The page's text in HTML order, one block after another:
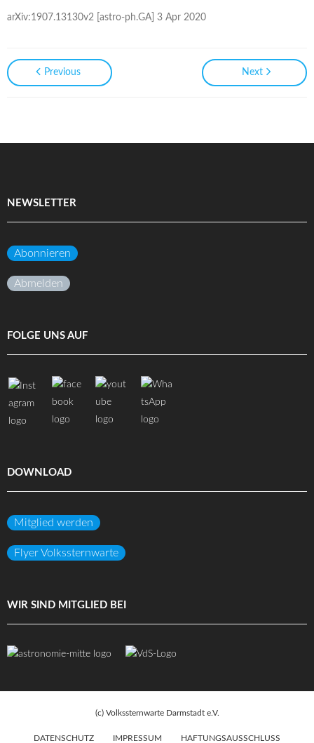
arXiv:1907.13130v2 [astro-ph.GA] 3 Apr 2020
Previous Next
NEWSLETTER
Abonnieren
Abmelden
FOLGE UNS AUF
DOWNLOAD
Mitglied werden
Flyer Volkssternwarte
WIR SIND MITGLIED BEI
(c) Volkssternwarte Darmstadt e.V.
DATENSCHUTZ IMPRESSUM HAFTUNGSAUSSCHLUSS